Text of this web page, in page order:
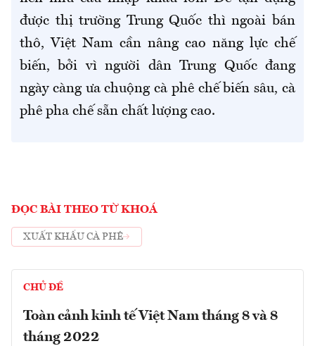
được thị trường Trung Quốc thì ngoài bán
thô, Việt Nam cần nâng cao năng lực chế
biến, bởi vì người dân Trung Quốc đang
ngày càng ưa chuộng cà phê chế biến sâu, cà
phê pha chế sẵn chất lượng cao.
ĐỌC BÀI THEO TỪ KHOÁ
XUẤT KHẨU CÀ PHÊ
CHỦ ĐỀ
Toàn cảnh kinh tế Việt Nam tháng 8 và 8
tháng 2022